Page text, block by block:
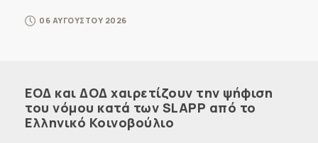
06 ΑΥΓΟΥΣΤΟΥ 2026
ΕΟΔ και ΔΟΔ χαιρετίζουν την ψήφιση
του νόμου κατά των SLAPP από το
Ελληνικό Κοινοβούλιο